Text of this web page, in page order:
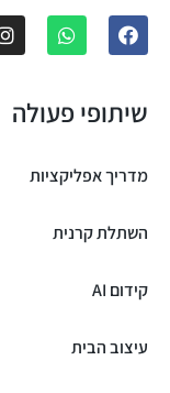
שיתופי פעולה
מדריך אפליקציות
השתלת קרנית
קידום AI
עיצוב הבית